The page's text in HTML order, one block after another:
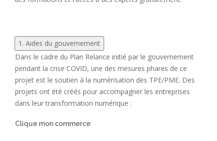
1. Aides du gouvernement
Dans le cadre du Plan Relance initié par le gouvernement
pendant la crise COVID, une des mesures phares de ce
projet est le soutien à la numérisation des TPE/PME. Des
projets ont été créés pour accompagner les entreprises
dans leur transformation numérique :
Clique mon commerce